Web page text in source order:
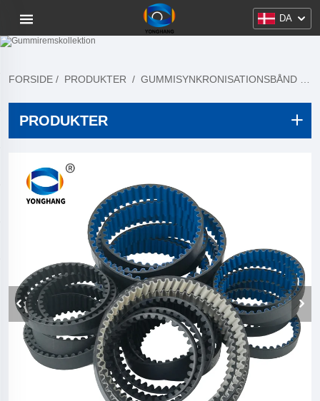
DA
FORSIDE / PRODUKTER / GUMMISYNKRONISATIONSBÅND
PRODUKTER